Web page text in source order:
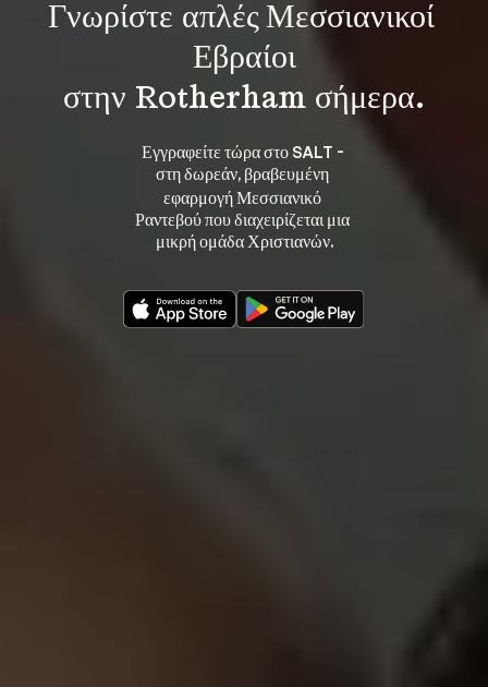
Γνωρίστε απλές Μεσσιανικοί
Εβραίοι
στην Rotherham σήμερα.
Εγγραφείτε τώρα στο SALT -
στη δωρεάν, βραβευμένη
εφαρμογή Μεσσιανικό
Ραντεβού που διαχειρίζεται μια
μικρή ομάδα Χριστιανών.